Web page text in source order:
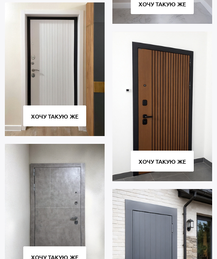
ХОЧУ ТАКУЮ ЖЕ
ХОЧУ ТАКУЮ ЖЕ
ХОЧУ ТАКУЮ ЖЕ
ХОЧУ ТАКУЮ ЖЕ